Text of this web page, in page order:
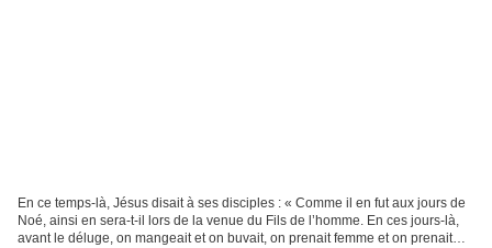
En ce temps-là, Jésus disait à ses disciples : « Comme il en fut aux jours de
Noé, ainsi en sera-t-il lors de la venue du Fils de l’homme. En ces jours-là,
avant le déluge, on mangeait et on buvait, on prenait femme et on prenait